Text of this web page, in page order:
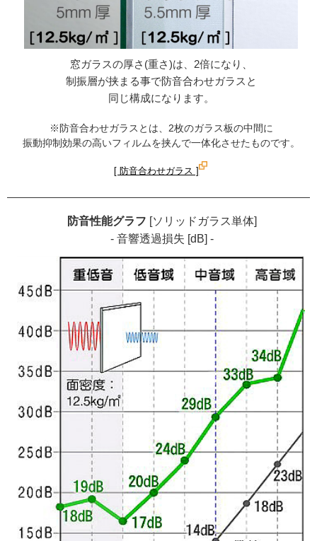
窓ガラスの厚さ(重さ)は、2倍になり、
制振層が挟まる事で防音合わせガラスと
同じ構成になります。
※防音合わせガラスとは、2枚のガラス板の中間に
振動抑制効果の高いフィルムを挟んで一体化させたものです。
[ 防音合わせガラス ]
防音性能グラフ [ソリッドガラス単体]
- 音響透過損失 [dB] -